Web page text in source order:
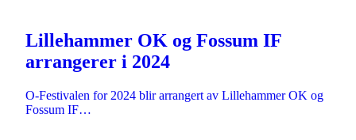
Lillehammer OK og Fossum IF
arrangerer i 2024
O-Festivalen for 2024 blir arrangert av Lillehammer OK og
Fossum IF…